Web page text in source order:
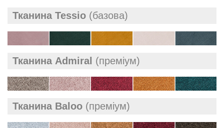
Тканина Tessio (базова)
Тканина Admiral (преміум)
Тканина Baloo (преміум)